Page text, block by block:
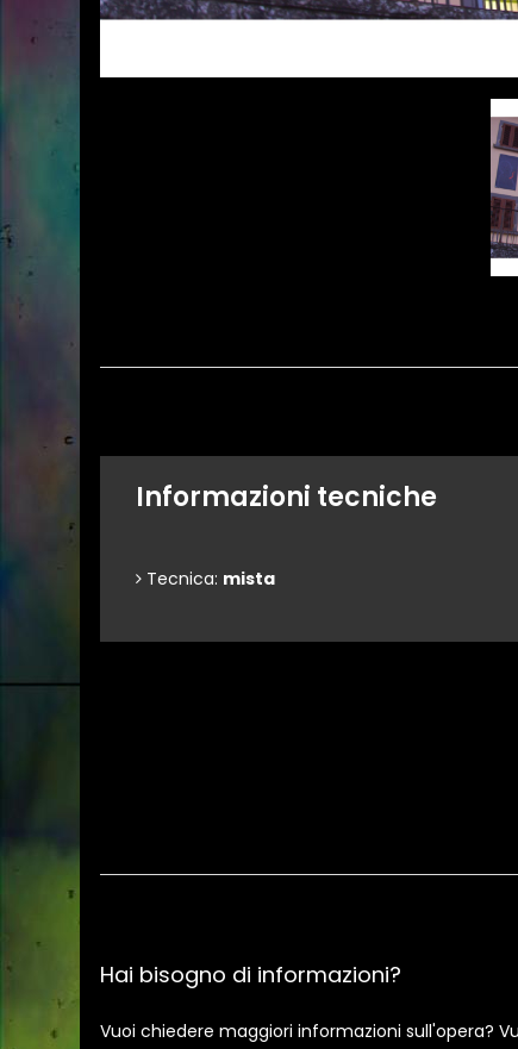
Informazioni tecniche
Tecnica: mista
Hai bisogno di informazioni?
Vuoi chiedere maggiori informazioni sull'opera?